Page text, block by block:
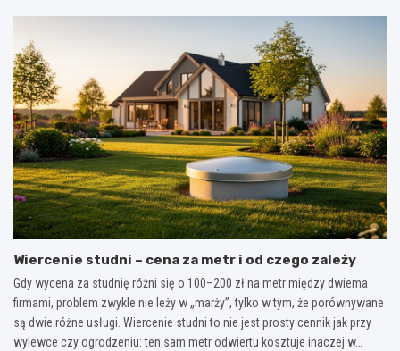
Wiercenie studni – cena za metr i od czego zależy
Gdy wycena za studnię różni się o 100–200 zł na metr między dwiema
firmami, problem zwykle nie leży w „marży”, tylko w tym, że porównywane
są dwie różne usługi. Wiercenie studni to nie jest prosty cennik jak przy
wylewce czy ogrodzeniu: ten sam metr odwiertu kosztuje inaczej w…